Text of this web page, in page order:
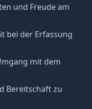
und Freude am
bei der Erfassung
mit dem
Bereitschaft zu